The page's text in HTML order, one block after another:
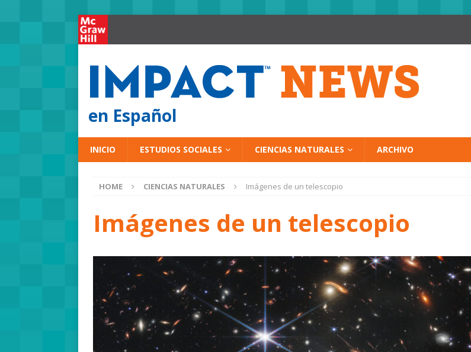
en Español
INICIO ESTUDIOS SOCIALES CIENCIAS NATURALES ARCHIVO
HOME CIENCIAS NATURALES Imágenes de un telescopio
Imágenes de un telescopio